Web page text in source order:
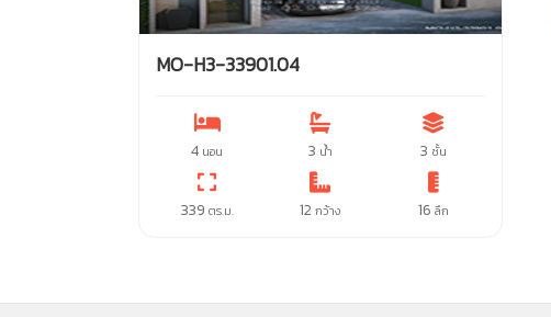
MO-H3-33901.04
4 นอน 3 น้ำ 3 ชั้น
339 ตร.ม. 12กว้าง 16ลึก